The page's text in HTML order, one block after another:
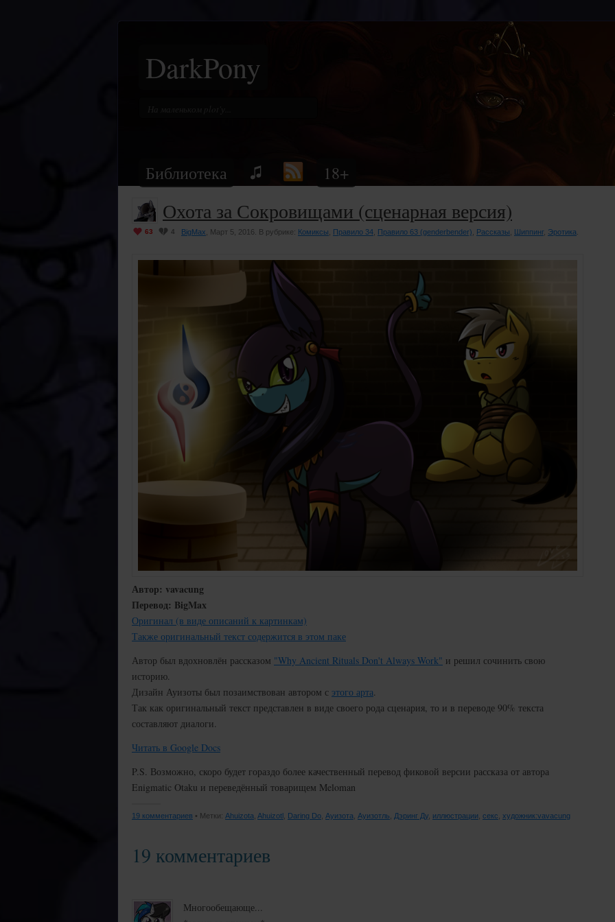
DarkPony
Библиотека 18+
Охота за Сокровищами (сценарная версия)
63 4 BigMax , Март 5, 2016. В рубрике: Комиксы Правило 34 Правило 63 (genderbender) Рассказы Шиппинг, Эротика
Автор: vavacung
Перевод: BigMax
Оригинал (в виде описаний к картинкам)
Также оригинальный текст содержится в этом паке
Автор был вдохновлён рассказом "Why Ancient Rituals Don't Always Work" и решил сочинить свою
историю.
Дизайн Ауизоты был позаимствован автором с этого арта
Так как оригинальный текст представлен в виде своего рода сценария, то и в переводе 90% текста
составляют диалоги.
Читать в Google Docs
P.S. Возможно, скоро будет гораздо более качественный перевод фиковой версии рассказа от автора
Enigmatic Otaku и переведённый товарищем Meloman
19 комментариев • Метки: Ahuizota Ahuizotl Daring Do Ауизота Ауизотль Дэринг Ду иллюстрации секс художник:vavacung
19 комментариев
Многообещающе...